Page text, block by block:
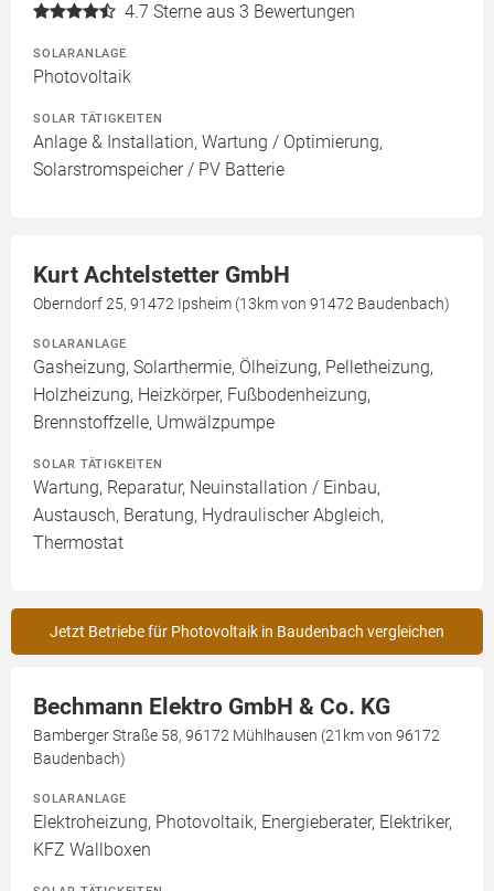
4.7 Sterne aus 3 Bewertungen
SOLARANLAGE
Photovoltaik
SOLAR TÄTIGKEITEN
Anlage & Installation, Wartung / Optimierung,
Solarstromspeicher / PV Batterie
Kurt Achtelstetter GmbH
Oberndorf 25, 91472 Ipsheim (13km von 91472 Baudenbach)
SOLARANLAGE
Gasheizung, Solarthermie, Ölheizung, Pelletheizung,
Holzheizung, Heizkörper, Fußbodenheizung,
Brennstoffzelle, Umwälzpumpe
SOLAR TÄTIGKEITEN
Wartung, Reparatur, Neuinstallation / Einbau,
Austausch, Beratung, Hydraulischer Abgleich,
Thermostat
Jetzt Betriebe für Photovoltaik in Baudenbach vergleichen
Bechmann Elektro GmbH & Co. KG
Bamberger Straße 58, 96172 Mühlhausen (21km von 96172
Baudenbach)
SOLARANLAGE
Elektroheizung, Photovoltaik, Energieberater, Elektriker,
KFZ Wallboxen